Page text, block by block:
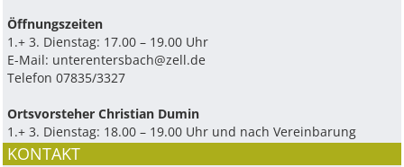
Ö­ffnungszeiten
1.+ 3. Dienstag: 17.00 – 19.00 Uhr
E-Mail: unterentersbach@zell.de
Telefon 07835/3327
Ortsvorsteher Christian Dumin
1.+ 3. Dienstag: 18.00 – 19.00 Uhr und nach Vereinbarung
KONTAKT